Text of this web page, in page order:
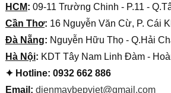
HCM: 09-11 Trường Chinh - P.11 -
Cần Thơ: 16 Nguyễn Văn Cừ, P. Cái
Đà Nẵng: Nguyễn Hữu Thọ - Q.Hải
Hà Nội: KDT Tây Nam Linh Đàm -
✦ Hotline: 0932 662 886
Email: dienmaybepviet@gmail.com